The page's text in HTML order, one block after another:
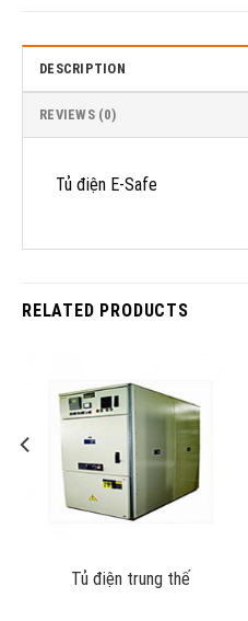
DESCRIPTION
REVIEWS (0)
Tủ điện E-Safe
RELATED PRODUCTS
Tủ điện trung thế